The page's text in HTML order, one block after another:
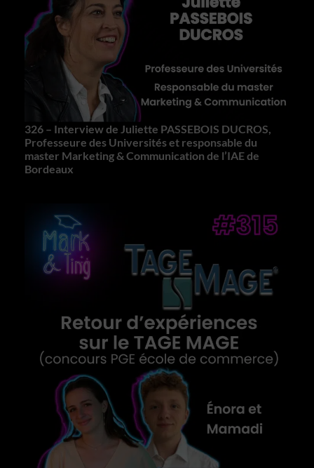
326 – Interview de Juliette PASSEBOIS DUCROS,
Professeure des Universités et responsable du
master Marketing & Communication de l’IAE de
Bordeaux